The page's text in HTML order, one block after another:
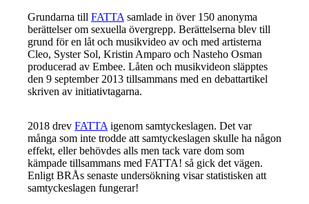
Grundarna till FATTA samlade in över 150 anonyma
berättelser om sexuella övergrepp. Berättelserna blev till
grund för en låt och musikvideo av och med artisterna
Cleo, Syster Sol, Kristin Amparo och Nasteho Osman
producerad av Embee. Låten och musikvideon släpptes
den 9 september 2013 tillsammans med en debattartikel
skriven av initiativtagarna.
2018 drev FATTA igenom samtyckeslagen. Det var
många som inte trodde att samtyckeslagen skulle ha någon
effekt, eller behövdes alls men tack vare dom som
kämpade tillsammans med FATTA! så gick det vägen.
Enligt BRÅs senaste undersökning visar statistisken att
samtyckeslagen fungerar!